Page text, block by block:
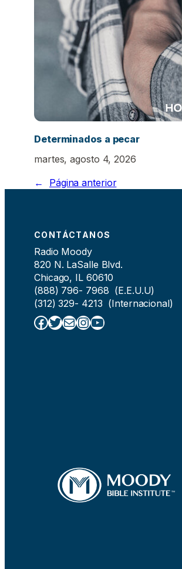
Determinados a pecar
martes, agosto 4, 2026
←
Página anterior
CONTÁCTANOS
Radio Moody
820 N. LaSalle Blvd.
Chicago, IL 60610
(888) 796- 7968 (E.E.U.U)
(312) 329- 4213 (Internacional)
Facebook Twitter Correo electrónico InstagramYouTube